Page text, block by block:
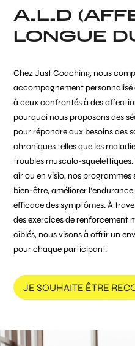
A.L.D
LONGUE
Chez Just Coaching, nous
accompagnement
à ceux confrontés à des
pourquoi nous proposons des
pour répondre aux besoins des
chroniques telles que les
troubles musculo-
air ou en visio, nos
bien-être, améliorer
efficace des symptômes. À
des exercices de renforcement
ciblés, nous visons à offrir un
pour chaque participant.
JE SOUHAITE ÊTRE